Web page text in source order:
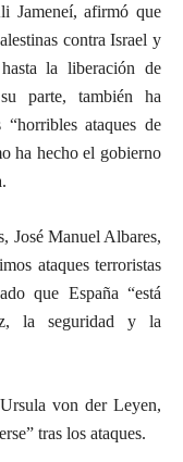
Jameneí, afirmó que
contra Israel y
la liberación de
parte, también ha
“horribles ataques de
ha hecho el gobierno
José Manuel Albares,
ataques terroristas
que España “está
la seguridad y la
von der Leyen,
tras los ataques.